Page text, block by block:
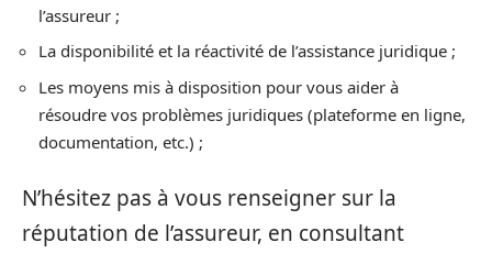
l’assureur ;
La disponibilité et la réactivité de l’assistance juridique ;
Les moyens mis à disposition pour vous aider à
résoudre vos problèmes juridiques (plateforme en ligne,
documentation, etc.) ;
N’hésitez pas à vous renseigner sur la
réputation de l’assureur, en consultant